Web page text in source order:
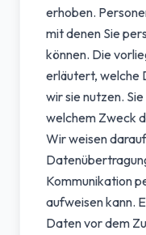
erhoben.
mit denen Sie
können. Die
erläutert, welche
wir sie nutzen.
welchem Zweck
Wir weisen
Kommunikation
aufweisen kann.
Daten vor dem